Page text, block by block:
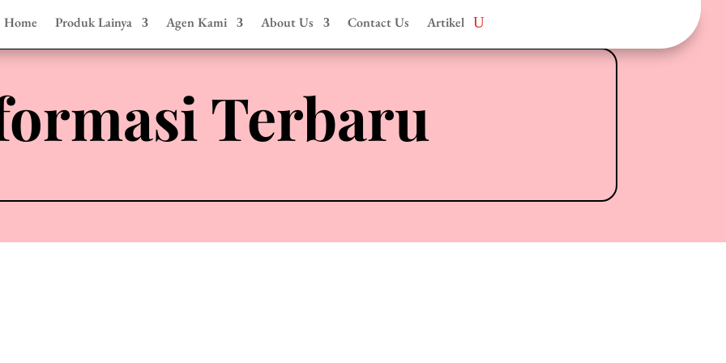
Home Produk Lainya Agen Kami About Us Contact Us Artikel
Terbaru